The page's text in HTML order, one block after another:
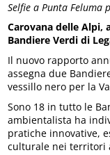
Selfie a Punta Feluma
Carovana delle Alpi,
Bandiere Verdi di
Il nuovo rapporto
assegna due
vessillo nero per la
Sono 18 in tutto le
ambientalista ha
pratiche innovative,
culturale nei territori